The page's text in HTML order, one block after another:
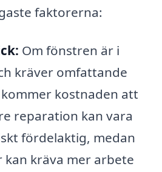
faktorerna:
Om fönstren är i
kräver omfattande
kostnaden att
reparation kan vara
fördelaktig, medan
kan kräva mer arbete